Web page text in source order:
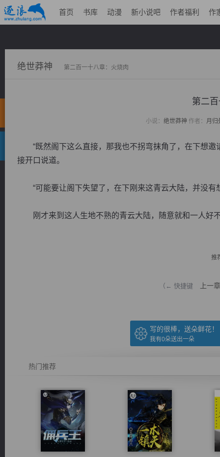
首页 书库 动漫 新小说吧 作者福利 作
绝世莽神 第二百一十八章：火烧肉
第二
小说： 绝世莽神 作者： 月归
“既然阁下这么直接，那我也不拐弯抹角了，在下想邀
接开口说道。
“可能要让阁下失望了，在下刚来这青云大陆，并没有
刚才来到这人生地不熟的青云大陆，随意就和一人好
推
（← 快捷键 上一章
写的很棒，送朵鲜花！
我有0朵送出一朵
热门推荐